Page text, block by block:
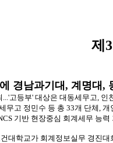
제
경남과기대, 계명대,
고등부' 대상은 대동세무고, 인
무고 정민수 등 총 33개 단체, 개
기반 현장중심 회계세무 능력
대학교가 회계정보실무 경진대